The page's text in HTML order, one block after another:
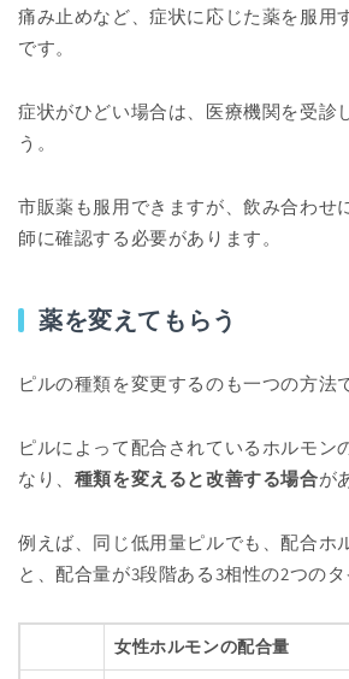
痛み止めなど、症状に応じた薬を服用
です。
症状がひどい場合は、医療機関を受診
う。
市販薬も服用できますが、飲み合わせ
師に確認する必要があります。
薬を変えてもらう
ピルの種類を変更するのも一つの方法
ピルによって配合されているホルモン
なり、 種類を変えると改善する場合が
例えば、同じ低用量ピルでも、配合ホ
と、配合量が3段階ある3相性の2つのタ
女性ホルモンの配合量